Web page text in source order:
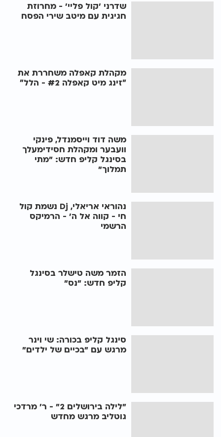
שדרני 'קול פליי' - מחרוזת
חגיגית עם מיטב שירי הפסח
מקהלת קאפלה משחררת את
״זינג מיט קאפלה #2 - הלל״
משה דוד וייסמנדל, פינקי
וועבער ומקהלת חסידימעלך
בסינגל קליפ חדש: "מתי
תמלוך"
נהוראי אריאלי, Dj נשמת קול
חי - קווה אל ה' - הרמיקס
הרשמי
הזמר משה טישלר בסינגל
קליפ חדש: "נס"
סינגל קליפ בכורה: שי וינר
מרגש עם "בכיים של ילדים"
"לילה בירושלים 2" - ר' מרדכי
גוטליב מרגש מחדש